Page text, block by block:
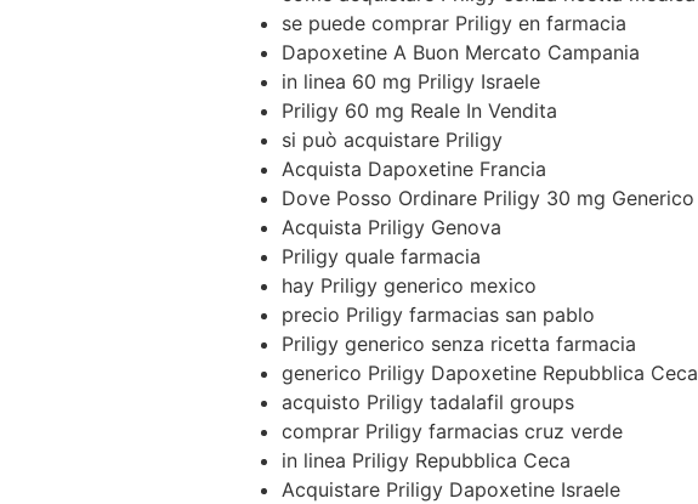
se puede comprar Priligy en farmacia
Dapoxetine A Buon Mercato Campania
in linea 60 mg Priligy Israele
Priligy 60 mg Reale In Vendita
si può acquistare Priligy
Acquista Dapoxetine Francia
Dove Posso Ordinare Priligy 30 mg Generico
Acquista Priligy Genova
Priligy quale farmacia
hay Priligy generico mexico
precio Priligy farmacias san pablo
Priligy generico senza ricetta farmacia
generico Priligy Dapoxetine Repubblica Ceca
acquisto Priligy tadalafil groups
comprar Priligy farmacias cruz verde
in linea Priligy Repubblica Ceca
Acquistare Priligy Dapoxetine Israele